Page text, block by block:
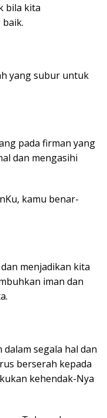
bila kita
yang subur untuk
pada firman yang
dan mengasihi
kamu benar-
menjadikan kita
iman dan
segala hal dan
berserah kepada
kehendak-Nya